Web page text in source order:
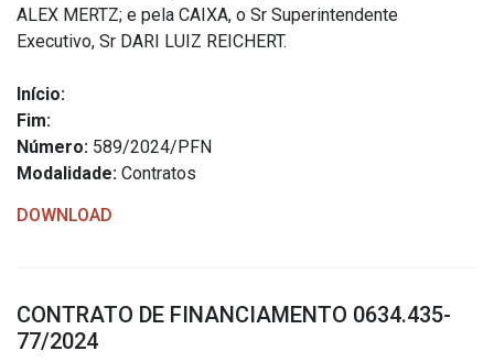
ALEX MERTZ; e pela CAIXA, o Sr Superintendente
Executivo, Sr DARI LUIZ REICHERT.
Início:
Fim:
Número: 589/2024/PFN
Modalidade: Contratos
DOWNLOAD
CONTRATO DE FINANCIAMENTO 0634.435-
77/2024